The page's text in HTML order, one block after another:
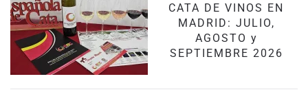
CATA DE VINOS EN
MADRID: JULIO,
AGOSTO y
SEPTIEMBRE 2026